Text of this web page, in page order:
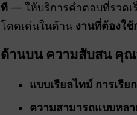
ที — ให้บริการคำตอบที่รวดเ
โดดเด่นในด้าน งานที่ต้องใช้
ด้านบน ความสับสนคุณ
แบบเรียลไทม์ การเรีย
ความสามารถแบบหล